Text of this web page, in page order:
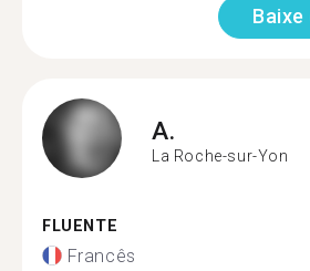
A.
La Roche-sur-Yon
FLUENTE
Francês